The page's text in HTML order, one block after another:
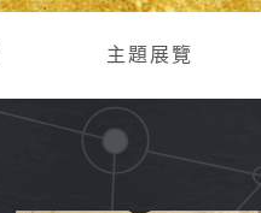
主題展覽